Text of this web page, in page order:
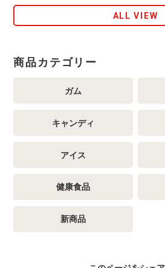
ALL VIEW
商品カテゴリー
ガム
キャンディ
アイス
健康食品
新商品